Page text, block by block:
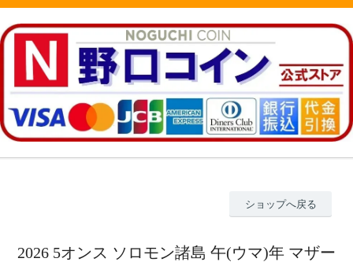
ショップへ戻る
2026 5オンス ソロモン諸島 午(ウマ)年 マザー